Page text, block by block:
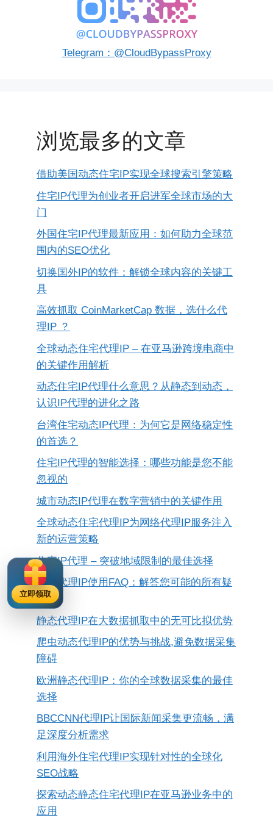
Telegram：@CloudBypassProxy
浏览最多的文章
借助美国动态住宅IP实现全球搜索引擎策略
住宅IP代理为创业者开启进军全球市场的大
门
外国住宅IP代理最新应用：如何助力全球范
围内的SEO优化
切换国外IP的软件：解锁全球内容的关键工
具
高效抓取 CoinMarketCap 数据，选什么代
理IP ？
全球动态住宅代理IP – 在亚马逊跨境电商中
的关键作用解析
动态住宅IP代理什么意思？从静态到动态，
认识IP代理的进化之路
台湾住宅动态IP代理：为何它是网络稳定性
的首选？
住宅IP代理的智能选择：哪些功能是您不能
忽视的
城市动态IP代理在数字营销中的关键作用
全球动态住宅代理IP为网络代理IP服务注入
新的运营策略
住宅IP代理 – 突破地域限制的最佳选择
静态代理IP使用FAQ：解答您可能的所有疑
虑
静态代理IP在大数据抓取中的无可比拟优势
爬虫动态代理IP的优势与挑战,避免数据采集
障碍
欧洲静态代理IP：你的全球数据采集的最佳
选择
BBCCNN代理IP让国际新闻采集更流畅，满
足深度分析需求
利用海外住宅代理IP实现针对性的全球化
SEO战略
探索动态静态住宅代理IP在亚马逊业务中的
应用
立即领取